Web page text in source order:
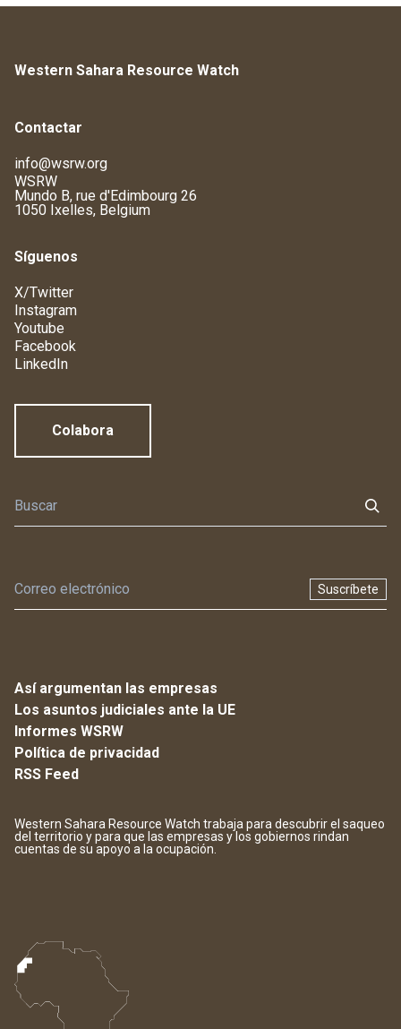
Western Sahara Resource Watch
Contactar
info@wsrw.org
WSRW
Mundo B, rue d'Edimbourg 26
1050 Ixelles, Belgium
Síguenos
X/Twitter
Instagram
Youtube
Facebook
LinkedIn
Colabora
Suscríbete
Así argumentan las empresas
Los asuntos judiciales ante la UE
Informes WSRW
Política de privacidad
RSS Feed
Western Sahara Resource Watch trabaja para descubrir el saqueo
del territorio y para que las empresas y los gobiernos rindan
cuentas de su apoyo a la ocupación.